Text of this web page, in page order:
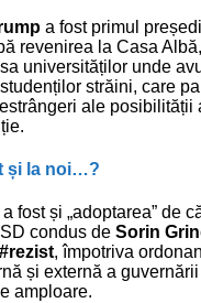
a fost primul
revenirea la Casa
universităților unde
străini, care
ale
și la noi…?
fost și „adoptarea” de
condus de Sorin
#rezist, împotriva
și externă a
amploare.